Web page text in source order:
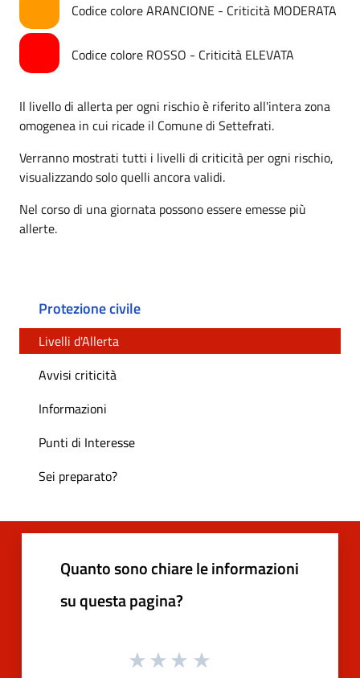
Codice colore ARANCIONE - Criticità MODERATA
Codice colore ROSSO - Criticità ELEVATA
Il livello di allerta per ogni rischio è riferito all'intera zona
omogenea in cui ricade il Comune di Settefrati.
Verranno mostrati tutti i livelli di criticità per ogni rischio,
visualizzando solo quelli ancora validi.
Nel corso di una giornata possono essere emesse più
allerte.
Protezione civile
Livelli d'Allerta
Avvisi criticità
Informazioni
Punti di Interesse
Sei preparato?
Quanto sono chiare le informazioni
su questa pagina?